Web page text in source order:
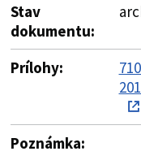
Stav
dokumentu:
Prílohy:
Poznámka: